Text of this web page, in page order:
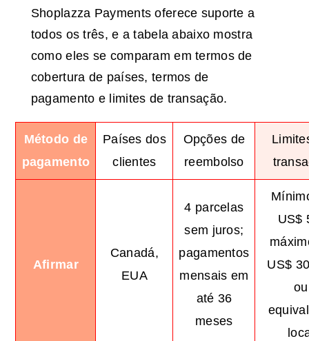
Shoplazza Payments oferece suporte a
todos os três, e a tabela abaixo mostra
como eles se comparam em termos de
cobertura de países, termos de
pagamento e limites de transação.
Método de
pagamento
Países dos
clientes
Opções de
reembolso
Afirmar
Canadá,
EUA
4 parcelas
sem juros;
pagamentos
mensais em
até 36
meses
US$
US$
ou